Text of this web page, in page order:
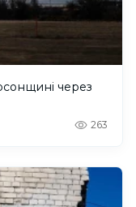
через
263